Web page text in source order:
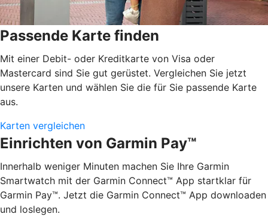
Passende Karte finden
Mit einer Debit- oder Kreditkarte von Visa oder
Mastercard sind Sie gut gerüstet. Vergleichen Sie jetzt
unsere Karten und wählen Sie die für Sie passende Karte
aus.
Karten vergleichen
Einrichten von Garmin Pay™
Innerhalb weniger Minuten machen Sie Ihre Garmin
Smartwatch mit der Garmin Connect™ App startklar für
Garmin Pay™. Jetzt die Garmin Connect™ App downloaden
und loslegen.